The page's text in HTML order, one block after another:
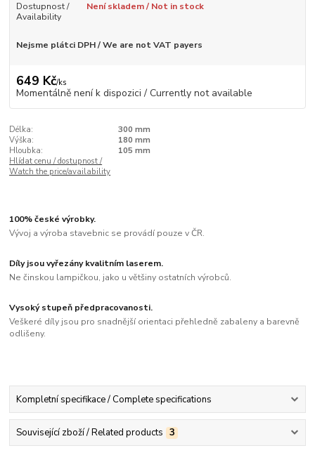
Dostupnost /
Availability
Není skladem / Not in stock
Nejsme plátci DPH / We are not VAT payers
649 Kč/ks
Momentálně není k dispozici / Currently not available
Délka:
300 mm
Výška:
180 mm
Hloubka:
105 mm
Hlídat cenu / dostupnost /
Watch the price/availability
100% české výrobky.
Vývoj a výroba stavebnic se provádí pouze v ČR.
Díly jsou vyřezány kvalitním laserem.
Ne činskou lampičkou, jako u většiny ostatních výrobců.
Vysoký stupeň předpracovanosti.
Veškeré díly jsou pro snadnější orientaci přehledně zabaleny a barevně
odlišeny.
Kompletní specifikace / Complete specifications
Související zboží / Related products 3